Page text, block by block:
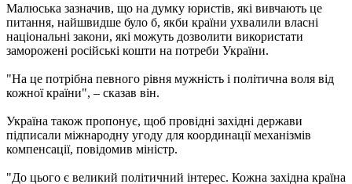
Малюська зазначив, що на думку юристів, які вивчають це
питання, найшвидше було б, якби країни ухвалили власні
національні закони, які можуть дозволити використати
заморожені російські кошти на потреби України.
"На це потрібна певного рівня мужність і політична воля від
кожної країни", – сказав він.
Україна також пропонує, щоб провідні західні держави
підписали міжнародну угоду для координації механізмів
компенсації, повідомив міністр.
"До цього є великий політичний інтерес. Кожна західна країна